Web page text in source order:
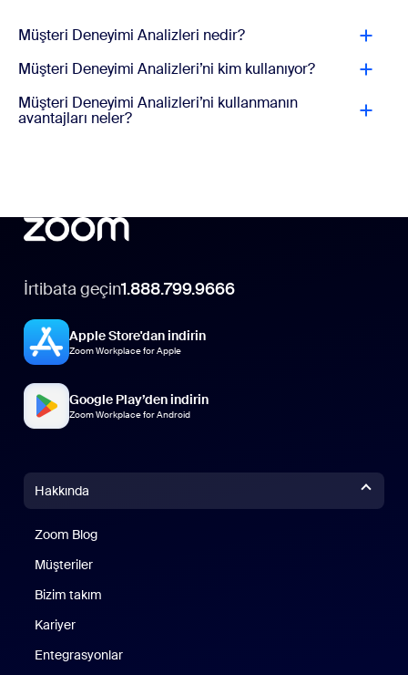
Müşteri Deneyimi Analizleri nedir?
Müşteri Deneyimi Analizleri’ni kim kullanıyor?
Müşteri Deneyimi Analizleri’ni kullanmanın
avantajları neler?
İrtibata geçin1.888.799.9666
Apple Store'dan indirin
Zoom Workplace for Apple
Google Play’den indirin
Zoom Workplace for Android
Hakkında
Zoom Blog
Müşteriler
Bizim takım
Kariyer
Entegrasyonlar